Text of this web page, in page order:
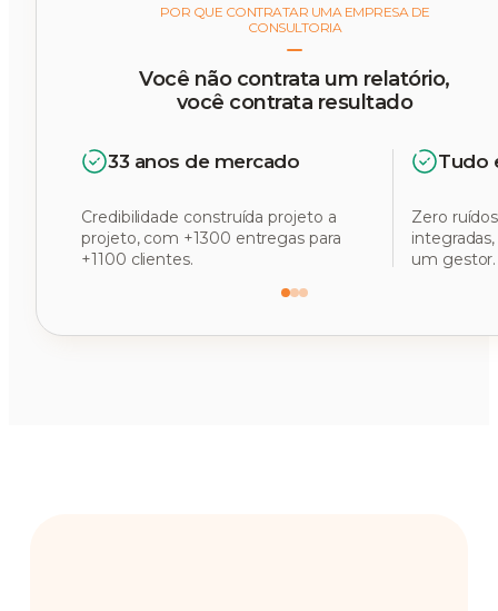
POR QUE CONTRATAR UMA EMPRESA DE
CONSULTORIA
Você não contrata um relatório,
você contrata resultado
33 anos de mercado
Credibilidade construída projeto a
projeto, com +1300 entregas para
+1100 clientes.
Tudo
Zero
um gestor.